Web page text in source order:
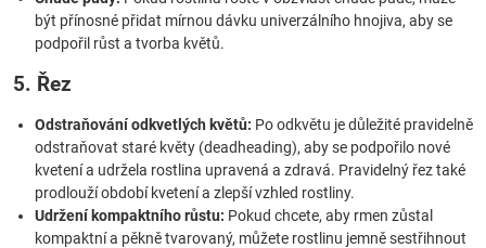
být přínosné přidat mírnou dávku univerzálního hnojiva, aby se
podpořil růst a tvorba květů.
5. Řez
Odstraňování odkvetlých květů: Po odkvětu je důležité pravidelně
odstraňovat staré květy (deadheading), aby se podpořilo nové
kvetení a udržela rostlina upravená a zdravá. Pravidelný řez také
prodlouží období kvetení a zlepší vzhled rostliny.
Udržení kompaktního růstu: Pokud chcete, aby rmen zůstal
kompaktní a pěkně tvarovaný, můžete rostlinu jemně sestřihnout